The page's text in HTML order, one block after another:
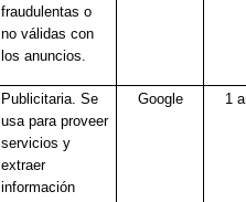
fraudulentas o
no válidas con
los anuncios.
Publicitaria. Se
usa para proveer
servicios y
extraer
información
Google 1